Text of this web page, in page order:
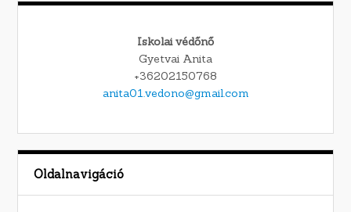
Iskolai védőnő
Gyetvai Anita
+36202150768
anita01.vedono@gmail.com
Oldalnavigáció